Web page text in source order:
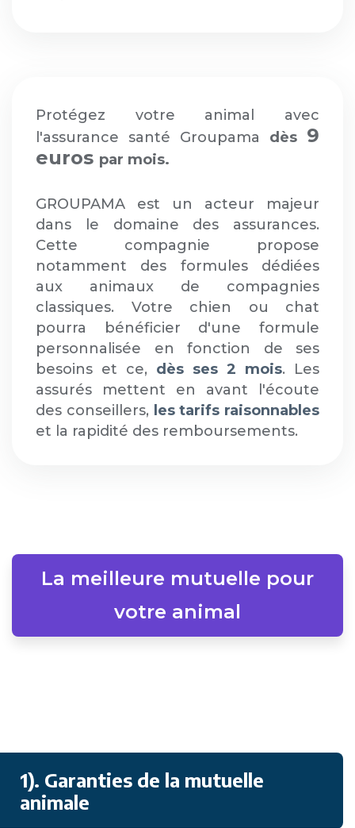
Protégez votre animal avec
l'assurance santé Groupama dès 9
euros par mois.
GROUPAMA est un acteur majeur
dans le domaine des assurances.
Cette compagnie propose
notamment des formules dédiées
aux animaux de compagnies
classiques. Votre chien ou chat
pourra bénéficier d'une formule
personnalisée en fonction de ses
besoins et ce, dès ses 2 mois. Les
assurés mettent en avant l'écoute
des conseillers, les tarifs raisonnables
et la rapidité des remboursements.
La meilleure mutuelle pour
votre animal
1). Garanties de la mutuelle
animale